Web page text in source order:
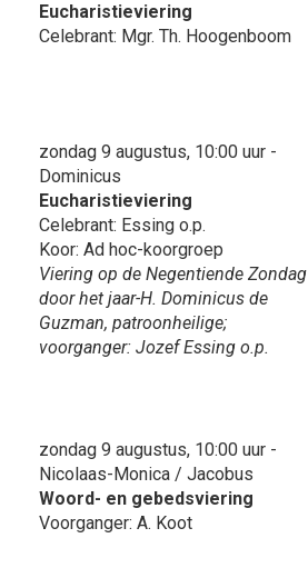
Eucharistieviering
Celebrant: Mgr. Th. Hoogenboom
zondag 9 augustus, 10:00 uur -
Dominicus
Eucharistieviering
Celebrant: Essing o.p.
Koor: Ad hoc-koorgroep
Viering op de Negentiende Zondag
door het jaar-H. Dominicus de
Guzman, patroonheilige;
voorganger: Jozef Essing o.p.
zondag 9 augustus, 10:00 uur -
Nicolaas-Monica / Jacobus
Woord- en gebedsviering
Voorganger: A. Koot